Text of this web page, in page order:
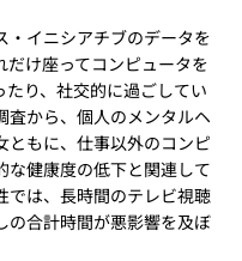
・イニシアチブのデータを
け座ってコンピュータを
り、社交的に過ごしてい
査から、個人のメンタルヘ
ともに、仕事以外のコンピ
な健康度の低下と関連して
では、長時間のテレビ視聴
の合計時間が悪影響を及ぼ